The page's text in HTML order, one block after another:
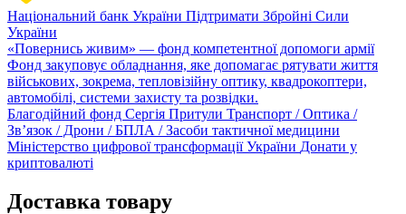
Національний банк України Підтримати Збройні Сили
України
«Повернись живим» — фонд компетентної допомоги армії
Фонд закуповує обладнання, яке допомагає рятувати життя
військових, зокрема, тепловізійну оптику, квадрокоптери,
автомобілі, системи захисту та розвідки.
Благодійний фонд Сергія Притули Транспорт / Оптика /
Зв’язок / Дрони / БПЛА / Засоби тактичної медицини
Міністерство цифрової трансформації України Донати у
криптовалюті
Доставка товару